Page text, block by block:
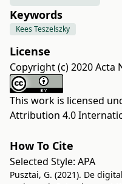
Keywords
Kees Teszelszky
License
Copyright (c) 2020 Acta
This work is licensed
Attribution 4.0
How To Cite
Selected Style: APA
Pusztai, G. (2021). De